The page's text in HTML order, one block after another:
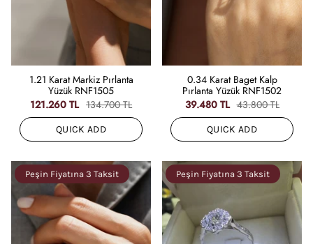
1.21 Karat Markiz Pırlanta
Yüzük RNF1505
121.260 TL 134.700 TL
QUICK ADD
0.34 Karat Baget Kalp
Pırlanta Yüzük RNF1502
39.480 TL 43.800 TL
QUICK ADD
Peşin Fiyatına 3 Taksit Peşin Fiyatına 3 Taksit